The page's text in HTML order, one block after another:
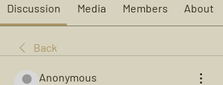
Discussion Media Members About
Back
Anonymous